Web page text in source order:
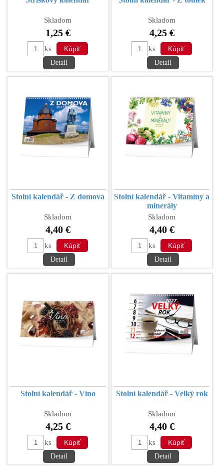
Skladom
1,25 €
ks
Detail
Skladom
4,25 €
ks
Detail
Stolní kalendář - Z domova
Skladom
4,40 €
ks
Detail
Stolní kalendář - Vitamíny a
minerály
Skladom
4,40 €
ks
Detail
Stolní kalendář - Víno
Skladom
4,25 €
ks
Detail
Stolní kalendář - Velký rok
Skladom
4,40 €
ks
Detail